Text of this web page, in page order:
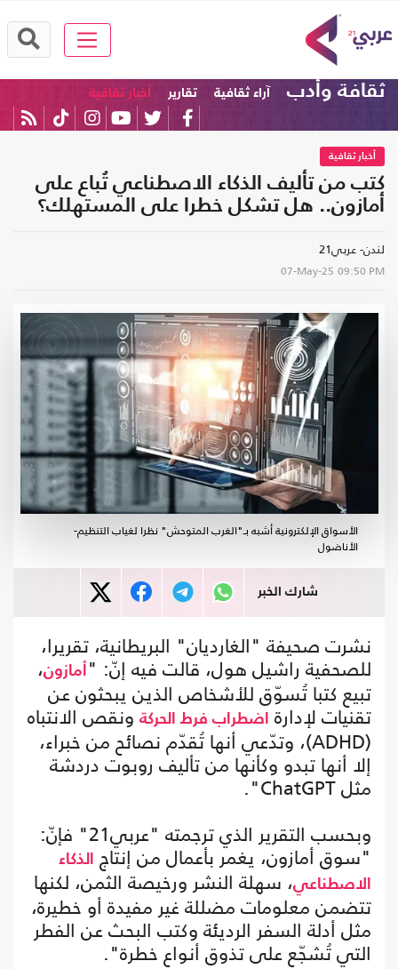
ثقافة وأدب آراء ثقافية تقارير أخبار ثقافية
أخبار ثقافية
كتب من تأليف الذكاء الاصطناعي تُباع على
أمازون.. هل تشكل خطرا على المستهلك؟
لندن- عربي21
07-May-25 09:50 PM
الأسواق الإلكترونية أشبه بـ"الغرب المتوحش" نظرا لغياب التنظيم-
الأناضول
شارك الخبر
نشرت صحيفة "الغارديان" البريطانية، تقريرا،
للصحفية راشيل هول، قالت فيه إنّ: " أمازون،
تبيع كتبا تُسوّق للأشخاص الذين يبحثون عن
تقنيات لإدارة اضطراب فرط الحركة ونقص الانتباه
(ADHD)، وتدّعي أنها تُقدّم نصائح من خبراء،
إلا أنها تبدو وكأنها من تأليف روبوت دردشة
مثل ChatGPT".
وبحسب التقرير الذي ترجمته "عربي21" فإنّ:
"سوق أمازون، يغمر بأعمال من إنتاج
الذكاء
الاصطناعي، سهلة النشر ورخيصة الثمن، لكنها
تتضمن معلومات مضللة غير مفيدة أو خطيرة،
مثل أدلة السفر الرديئة وكتب البحث عن الفطر
التي تُشجّع على تذوق أنواع خطرة".